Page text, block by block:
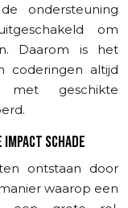
ondersteuning
om
Daarom is het
coderingen altijd
met geschikte
SCHADE
ontstaan door
waarop een